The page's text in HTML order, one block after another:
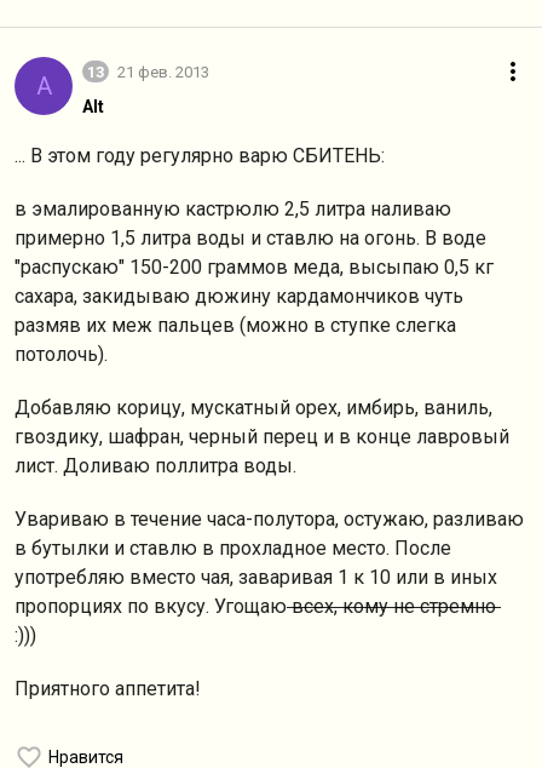
A 13 21 фев. 2013
Alt
... В этом году регулярно варю СБИТЕНЬ:
в эмалированную кастрюлю 2,5 литра наливаю
примерно 1,5 литра воды и ставлю на огонь. В воде
"распускаю" 150-200 граммов меда, высыпаю 0,5 кг
сахара, закидываю дюжину кардамончиков чуть
размяв их меж пальцев (можно в ступке слегка
потолочь).
Добавляю корицу, мускатный орех, имбирь, ваниль,
гвоздику, шафран, черный перец и в конце лавровый
лист. Доливаю поллитра воды.
Увариваю в течение часа-полутора, остужаю, разливаю
в бутылки и ставлю в прохладное место. После
употребляю вместо чая, заваривая 1 к 10 или в иных
пропорциях по вкусу. Угощаювсех, кому не стремно
:)))
Приятного аппетита!
Нравится